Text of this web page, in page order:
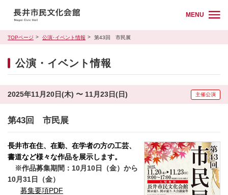
MENU
TOPページ 公演･イベント情報 第43回 市民展
公演・イベント情報
2025年11月20日(木) 〜 11月23日(日) 主催公演
第43回 市民展
長井市在住、在勤、在学者の方の工芸、
書道など様々な作品を展示します。
※作品募集期間：10月10日（金）から
10月31日（金）
募集要項PDF